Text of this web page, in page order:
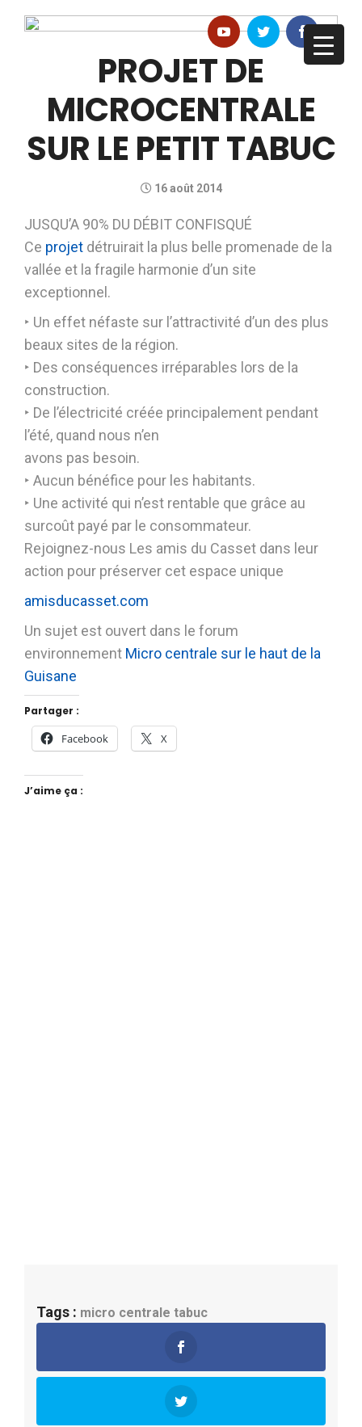
PROJET DE
MICROCENTRALE
SUR LE PETIT TABUC
16 août 2014
JUSQU’A 90% DU DÉBIT CONFISQUÉ
Ce projet détruirait la plus belle promenade de la
vallée et la fragile harmonie d’un site
exceptionnel.
‣ Un effet néfaste sur l’attractivité d’un des plus
beaux sites de la région.
‣ Des conséquences irréparables lors de la
construction.
‣ De l’électricité créée principalement pendant
l’été, quand nous n’en
avons pas besoin.
‣ Aucun bénéfice pour les habitants.
‣ Une activité qui n’est rentable que grâce au
surcoût payé par le consommateur.
Rejoignez-nous Les amis du Casset dans leur
action pour préserver cet espace unique
amisducasset.com
Un sujet est ouvert dans le forum
environnement Micro centrale sur le haut de la
Guisane
Partager :
Facebook X
J’aime ça :
Tags : micro centrale tabuc